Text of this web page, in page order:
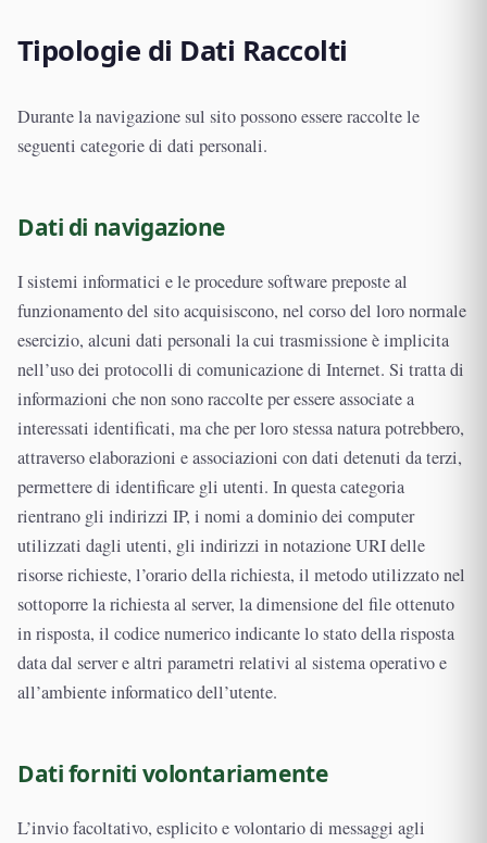
Tipologie di Dati Raccolti
Durante la navigazione sul sito possono essere raccolte le
seguenti categorie di dati personali.
Dati di navigazione
I sistemi informatici e le procedure software preposte al
funzionamento del sito acquisiscono, nel corso del loro normale
esercizio, alcuni dati personali la cui trasmissione è implicita
nell’uso dei protocolli di comunicazione di Internet. Si tratta di
informazioni che non sono raccolte per essere associate a
interessati identificati, ma che per loro stessa natura potrebbero,
attraverso elaborazioni e associazioni con dati detenuti da terzi,
permettere di identificare gli utenti. In questa categoria
rientrano gli indirizzi IP, i nomi a dominio dei computer
utilizzati dagli utenti, gli indirizzi in notazione URI delle
risorse richieste, l’orario della richiesta, il metodo utilizzato nel
sottoporre la richiesta al server, la dimensione del file ottenuto
in risposta, il codice numerico indicante lo stato della risposta
data dal server e altri parametri relativi al sistema operativo e
all’ambiente informatico dell’utente.
Dati forniti volontariamente
L’invio facoltativo, esplicito e volontario di messaggi agli